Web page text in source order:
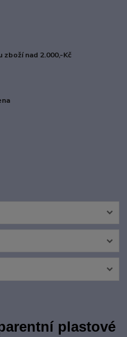
zboží nad 2.000,-Kč
plastové